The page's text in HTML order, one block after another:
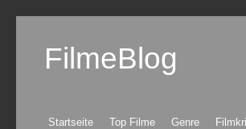
FilmeBlog
Zum Inhalt springen
Startseite Top Filme Genre